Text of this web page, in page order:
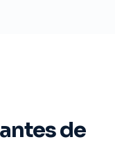
de